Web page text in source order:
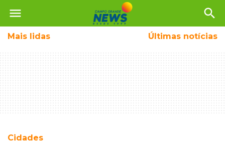
menu search
Mais lidas Últimas notícias
Cidades